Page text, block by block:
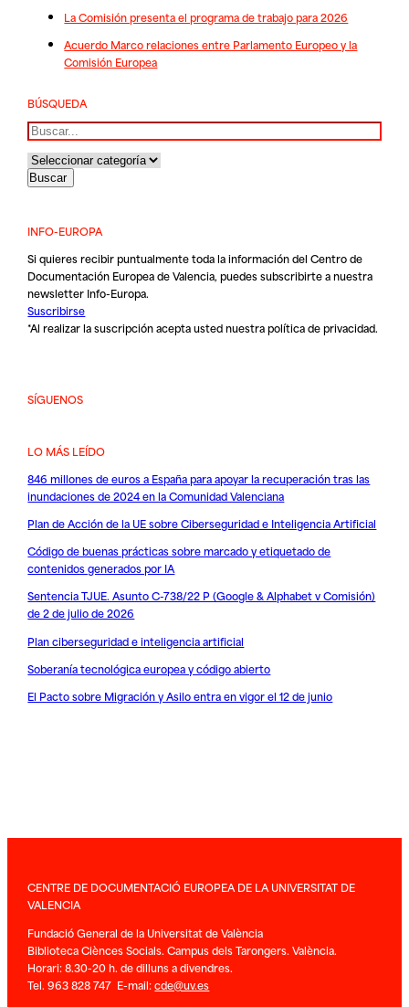
La Comisión presenta el programa de trabajo para 2026
Acuerdo Marco relaciones entre Parlamento Europeo y la
Comisión Europea
BÚSQUEDA
Buscar
INFO-EUROPA
Si quieres recibir puntualmente toda la información del Centro de
Documentación Europea de Valencia, puedes subscribirte a nuestra
newsletter Info-Europa.
Suscribirse
*Al realizar la suscripción acepta usted nuestrapolítica de privacidad.
SÍGUENOS
LO MÁS LEÍDO
846 millones de euros a España para apoyar la recuperación tras las
inundaciones de 2024 en la Comunidad Valenciana
Plan de Acción de la UE sobre Ciberseguridad e Inteligencia Artificial
Código de buenas prácticas sobre marcado y etiquetado de
contenidos generados por IA
Sentencia TJUE. Asunto C-738/22 P (Google & Alphabet v Comisión)
de 2 de julio de 2026
Plan ciberseguridad e inteligencia artificial
Soberanía tecnológica europea y código abierto
El Pacto sobre Migración y Asilo entra en vigor el 12 de junio
CENTRE DE DOCUMENTACIÓ EUROPEA DE LA UNIVERSITAT DE
VALENCIA
Fundació General de la Universitat de València
Biblioteca Ciènces Socials. Campus dels Tarongers. València.
Horari: 8.30-20 h. de dilluns a divendres.
Tel. 963 828 747 E-mail:cde@uv.es